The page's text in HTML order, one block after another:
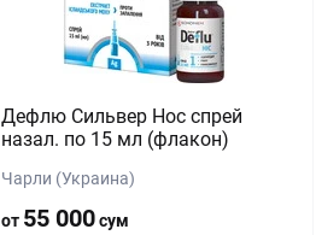
Дефлю Сильвер Нос спрей
назал. по 15 мл (флакон)
Чарли (Украина)
от 55 000сум